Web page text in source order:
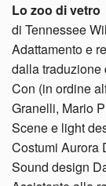
Lo zoo di vetro
di Tennessee
Adattamento e
dalla traduzione
Con (in ordine
Granelli, Mario
Scene e light
Costumi Aurora
Sound design